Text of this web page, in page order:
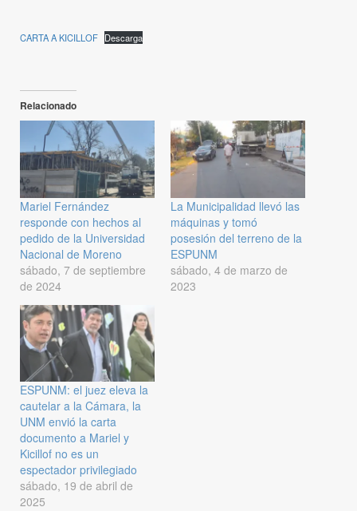
CARTA A KICILLOF Descarga
Relacionado
Mariel Fernández
responde con hechos al
pedido de la Universidad
Nacional de Moreno
sábado, 7 de septiembre
de 2024
La Municipalidad llevó las
máquinas y tomó
posesión del terreno de la
ESPUNM
sábado, 4 de marzo de
2023
ESPUNM: el juez eleva la
cautelar a la Cámara, la
UNM envió la carta
documento a Mariel y
Kicillof no es un
espectador privilegiado
sábado, 19 de abril de
2025